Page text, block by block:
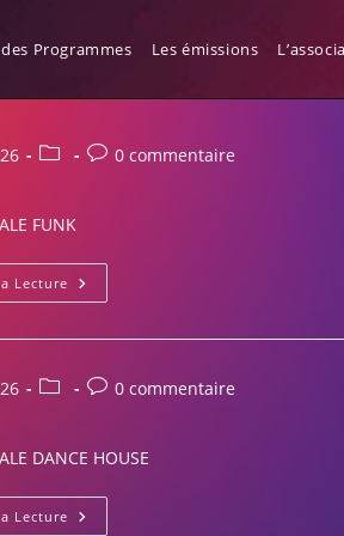
Programmes Les émissions
civique et
Post
Commentaires
0 commentaire
FUNK
Lecture PIERRE
SPECIALE
Post
Commentaires
publication :
0 commentaire
DANCE HOUSE
Lecture PIERRE